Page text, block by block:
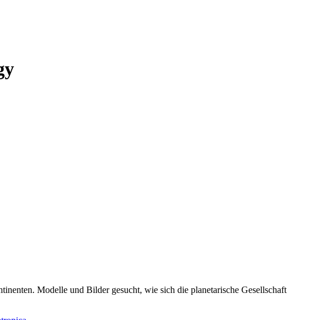
Modelle und Bilder gesucht, wie sich die planetarische Gesellschaft